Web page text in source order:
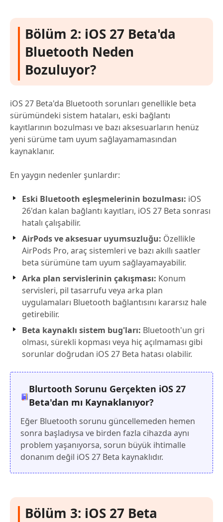
Bölüm 2: iOS 27 Beta'da
Bluetooth Neden
Bozuluyor?
iOS 27 Beta'da Bluetooth sorunları genellikle beta
sürümündeki sistem hataları, eski bağlantı
kayıtlarının bozulması ve bazı aksesuarların henüz
yeni sürüme tam uyum sağlayamamasından
kaynaklanır.
En yaygın nedenler şunlardır:
Eski Bluetooth eşleşmelerinin bozulması: iOS
26'dan kalan bağlantı kayıtları, iOS 27 Beta sonrası
hatalı çalışabilir.
AirPods ve aksesuar uyumsuzluğu: Özellikle
AirPods Pro, araç sistemleri ve bazı akıllı saatler
beta sürümüne tam uyum sağlayamayabilir.
Arka plan servislerinin çakışması: Konum
servisleri, pil tasarrufu veya arka plan
uygulamaları Bluetooth bağlantısını kararsız hale
getirebilir.
Beta kaynaklı sistem bug'ları: Bluetooth'un gri
olması, sürekli kopması veya hiç açılmaması gibi
sorunlar doğrudan iOS 27 Beta hatası olabilir.
Blurtooth Sorunu Gerçekten iOS 27
Beta'dan mı Kaynaklanıyor?
Eğer Bluetooth sorunu güncellemeden hemen
sonra başladıysa ve birden fazla cihazda aynı
problem yaşanıyorsa, sorun büyük ihtimalle
donanım değil iOS 27 Beta kaynaklıdır.
Bölüm 3: iOS 27 Beta